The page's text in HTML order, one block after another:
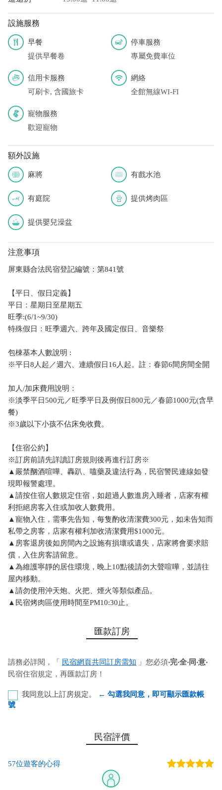
設施服務
早餐
提供早餐卷
停車服務
專屬免費車位
信用卡服務
可刷卡, 含國旅卡
網絡
全館無線WI-FI
寵物服務
歡迎寵物
額外設施
麻將 有戲水池
有庭院 提供烤肉區
提供嬰兒澡盆
注意事項
屏東縣合法民宿登記編號：第841號
【平日、假日定義】
平日：星期日至星期五
旺季:(6/1~9/30)
特殊假日：旺季週六、跨年及國定假日、音樂祭
包棟基本人數說明 :
※平日8人起／週六、連續假日16人起。註：春節6間房間全開
加人/加床費用說明：
※淡季平日500元／旺季平日及例假日800元／春節1000元(含早
餐)
※3歲以下小孩不佔床免收費。
【住宿公約】
※訂房前請先詳讀訂房規則後再進行訂房※
▲嚴禁酗酒喧嘩、轟趴、嗑藥及違法行為，民宿警民連線如發
現即報警處理。
▲請按住宿人數規定住宿，如超過人數進房入睡者，店家有權
利拒絕房客入住或加收人數費用。
▲寵物入住，需事先告知，每隻酌收清潔費300元，如未告知而
私帶之房客，店家有權利加收清潔費用$1000元。
▲房客退房後如房間內之設施有損壞或遺失，店家將會要求賠
償，入住房客請留意。
▲為維護寧靜的居住環境，晚上10點後請勿大聲喧嘩，並請往
屋內移動。
▲請勿使用沖天炮、火把、煙火等類似產品。
▲民宿烤肉區使用時間至PM10:30止。
匯款訂房
請務必詳閱，「 民宿網頁共同訂房需知 」您必須‧完‧全‧同‧意‧
民宿住宿規定，再匯款訂房！
我同意以上訂房規定。
← 勾選我同意，即可顯示匯款帳
號
第一銀行-恆春分行 代號：007 帳號：753-68-099032 戶
您也可以利用這幾個常用的網路ATM匯款： [ 郵局ATM ]、 [彰銀
民宿評價
57位遊客的心得